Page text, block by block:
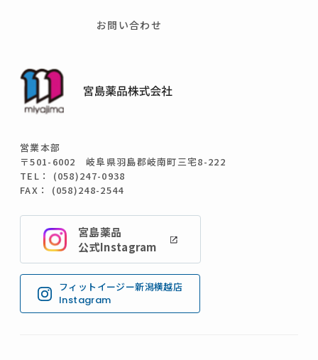
営業本部
〒501-6002 岐阜県羽島郡岐南町三宅8-222
TEL： (058)247-0938
FAX： (058)248-2544
お問い合わせ
宮島薬品
公式Instagram
フィットイージー新潟横越店
Instagram